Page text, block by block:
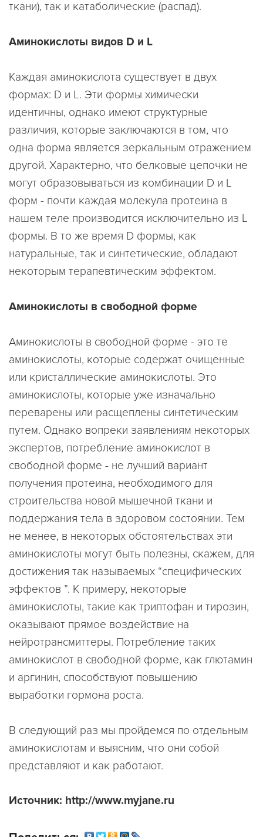
ткани), так и катаболические (распад).
Аминокислоты видов D и L
Каждая аминокислота существует в двух
формах: D и L. Эти формы химически
идентичны, однако имеют структурные
различия, которые заключаются в том, что
одна форма является зеркальным отражением
другой. Характерно, что белковые цепочки не
могут образовываться из комбинации D и L
форм - почти каждая молекула протеина в
нашем теле производится исключительно из L
формы. В то же время D формы, как
натуральные, так и синтетические, обладают
некоторым терапевтическим эффектом.
Аминокислоты в свободной форме
Аминокислоты в свободной форме - это те
аминокислоты, которые содержат очищенные
или кристаллические аминокислоты. Это
аминокислоты, которые уже изначально
переварены или расщеплены синтетическим
путем. Однако вопреки заявлениям некоторых
экспертов, потребление аминокислот в
свободной форме - не лучший вариант
получения протеина, необходимого для
строительства новой мышечной ткани и
поддержания тела в здоровом состоянии. Тем
не менее, в некоторых обстоятельствах эти
аминокислоты могут быть полезны, скажем, для
достижения так называемых “специфических
эффектов ”. К примеру, некоторые
аминокислоты, такие как триптофан и тирозин,
оказывают прямое воздействие на
нейротрансмиттеры. Потребление таких
аминокислот в свободной форме, как глютамин
и аргинин, способствуют повышению
выработки гормона роста.
В следующий раз мы пройдемся по отдельным
аминокислотам и выясним, что они собой
представляют и как работают.
Источник: http://www.myjane.ru